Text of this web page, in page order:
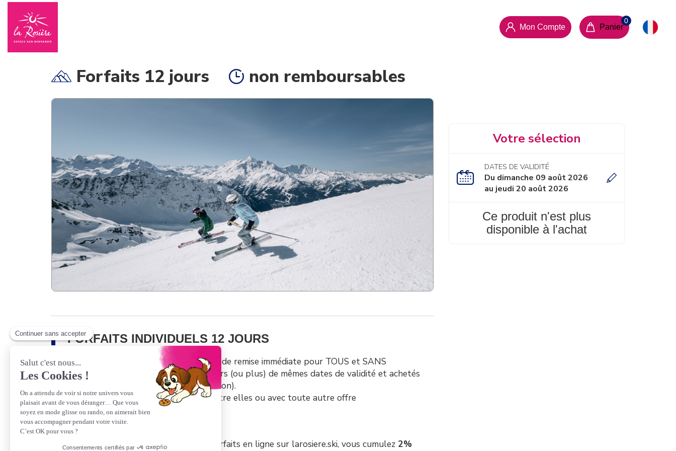
Mon Compte Panier
Forfaits 12 jours non remboursables
Votre sélection
DATES DE VALIDITÉ
Du dimanche 09 août 2026
au jeudi 20 août 2026
Ce produit n'est plus
disponible à l'achat
FORFAITS INDIVIDUELS 12 JOURS
Offre Tribu-Famille
: bénéficiez de 8% de remise immédiate pour TOUS et SANS
CONDITION à partir de 4 forfaits 6 jours (ou plus) de mêmes dates de validité et achetés
simultanément (en une unique transaction).
Les remises ne sont pas cumulables entre elles ou avec toute autre offre
promotionnelle.
💡Avantage Web: en réservant vos forfaits en ligne sur larosiere.ski, vous cumulez 2%